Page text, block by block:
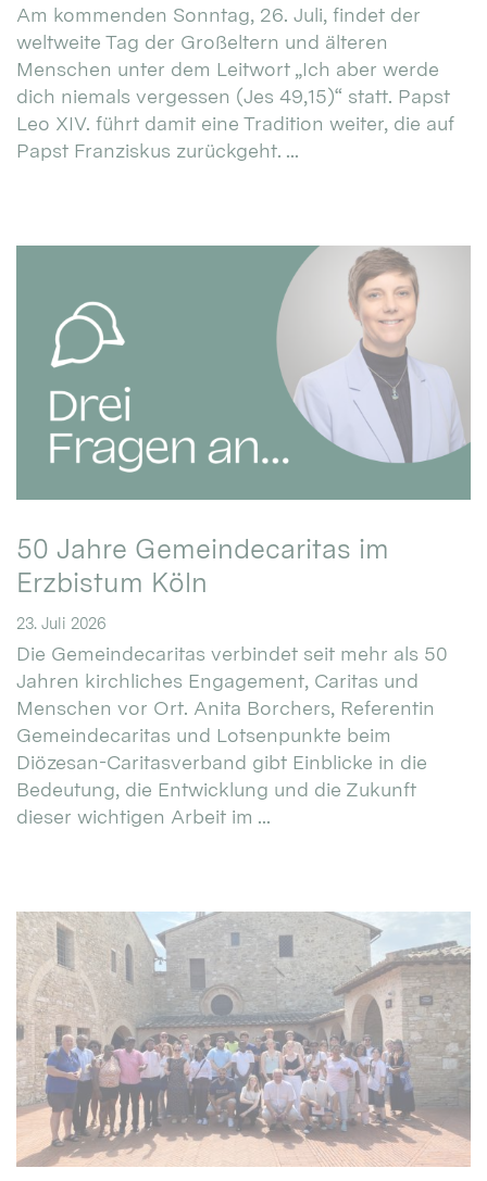
Am kommenden Sonntag, 26. Juli, findet der
weltweite Tag der Großeltern und älteren
Menschen unter dem Leitwort „Ich aber werde
dich niemals vergessen (Jes 49,15)“ statt. Papst
Leo XIV. führt damit eine Tradition weiter, die auf
Papst Franziskus zurückgeht. ...
50 Jahre Gemeindecaritas im
Erzbistum Köln
23. Juli 2026
Die Gemeindecaritas verbindet seit mehr als 50
Jahren kirchliches Engagement, Caritas und
Menschen vor Ort. Anita Borchers, Referentin
Gemeindecaritas und Lotsenpunkte beim
Diözesan-Caritasverband gibt Einblicke in die
Bedeutung, die Entwicklung und die Zukunft
dieser wichtigen Arbeit im ...